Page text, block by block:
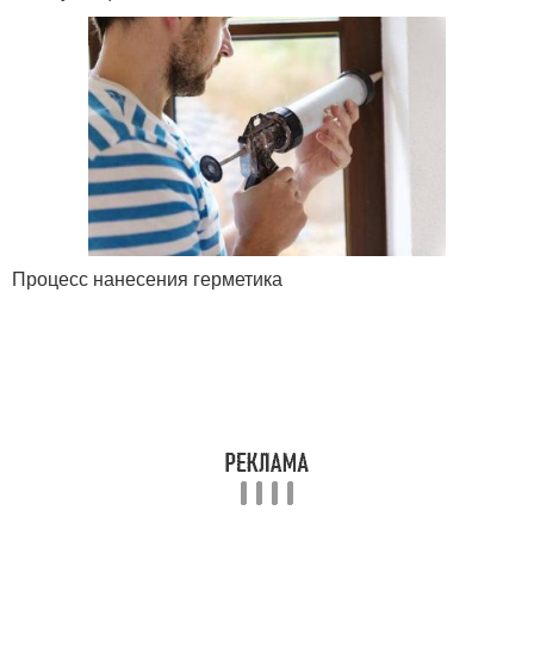
Процесс нанесения герметика